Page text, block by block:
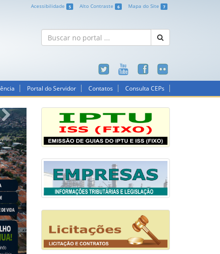
Acessibilidade 5 Alto Contraste 6 Mapa do Site 7
Portal do Servidor Contatos Consulta CEPs
Next